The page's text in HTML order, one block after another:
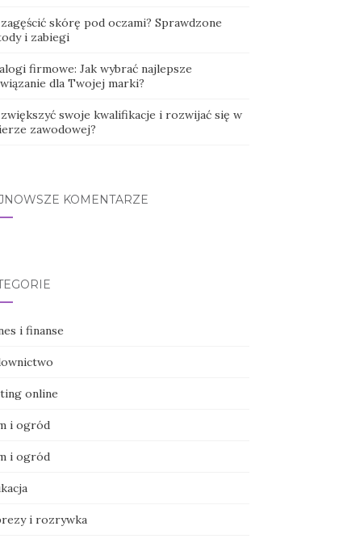
skórę pod oczami? Sprawdzone
i zabiegi
firmowe: Jak wybrać najlepsze
dla Twojej marki?
zwiększyć swoje kwalifikacje i rozwijać się w
zawodowej?
KOMENTARZE
i finanse
online
i ogród
i ogród
i rozrywka